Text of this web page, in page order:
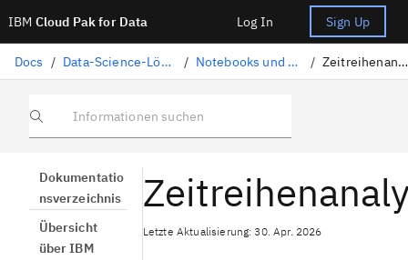
IBM Cloud Pak for Data Log In Sign Up
Docs / Data-Science-Lösungen / Notebooks und Scripts / Zeitreihenanalyse
Informationen suchen
Dokumentatio
nsverzeichnis
Übersicht
über IBM
Letzte Aktualisierung: 30. Apr. 2026